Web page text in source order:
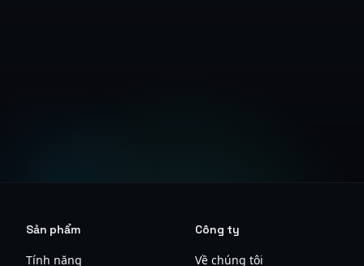
Sản phẩm
Tính năng
Công ty
Về chúng tôi